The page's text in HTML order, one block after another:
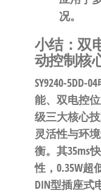
况。
小结：双
动控制核
SY9240-5DD-
能、双电控
级三大核心
灵活性与环
衡。其35ms
性， 0.35W超
DIN型插座式